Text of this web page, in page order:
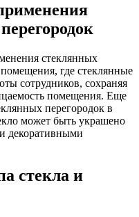
стеклянных
где стеклянные
сотрудников, сохраняя
помещения. Еще
перегородок в
может быть украшено
декоративными
стекла и